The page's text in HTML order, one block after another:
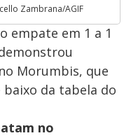
Zambrana/AGIF
empate em 1 a 1
Morumbis, que
da tabela do
no